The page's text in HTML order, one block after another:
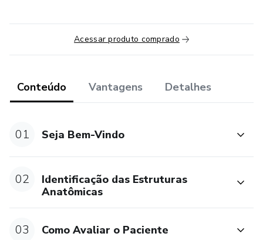
uma forma mais eficiente, estudando todas as possíveis
Acessar produto comprado
Conteúdo Vantagens Detalhes
01 Seja Bem-Vindo
02
Identificação das Estruturas
Anatômicas
03 Como Avaliar o Paciente